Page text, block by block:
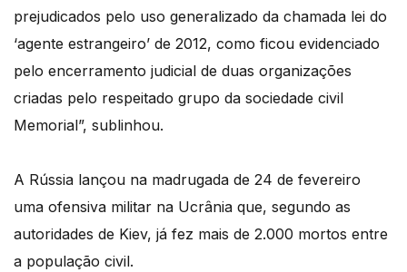
prejudicados pelo uso generalizado da chamada lei do
‘agente estrangeiro’ de 2012, como ficou evidenciado
pelo encerramento judicial de duas organizações
criadas pelo respeitado grupo da sociedade civil
Memorial”, sublinhou.
A Rússia lançou na madrugada de 24 de fevereiro
uma ofensiva militar na Ucrânia que, segundo as
autoridades de Kiev, já fez mais de 2.000 mortos entre
a população civil.